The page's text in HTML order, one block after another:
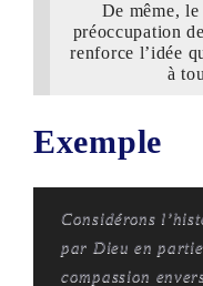
De même,
préoccupation
renforce l’idée
à
Exemple
Considérons
par Dieu en
compassion